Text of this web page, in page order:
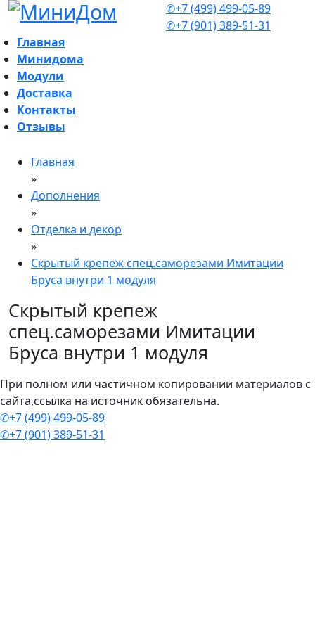
✆+7 (499) 499-05-89
✆+7 (901) 389-51-31
Главная
Минидома
Модули
Доставка
Контакты
Отзывы
Главная
»
Дополнения
»
Отделка и декор
»
Скрытый крепеж спец.саморезами Имитации
Бруса внутри 1 модуля
Скрытый крепеж
спец.саморезами Имитации
Бруса внутри 1 модуля
При полном или частичном копировании материалов с
сайта,ссылка на источник обязательна.
✆+7 (499) 499-05-89
✆+7 (901) 389-51-31